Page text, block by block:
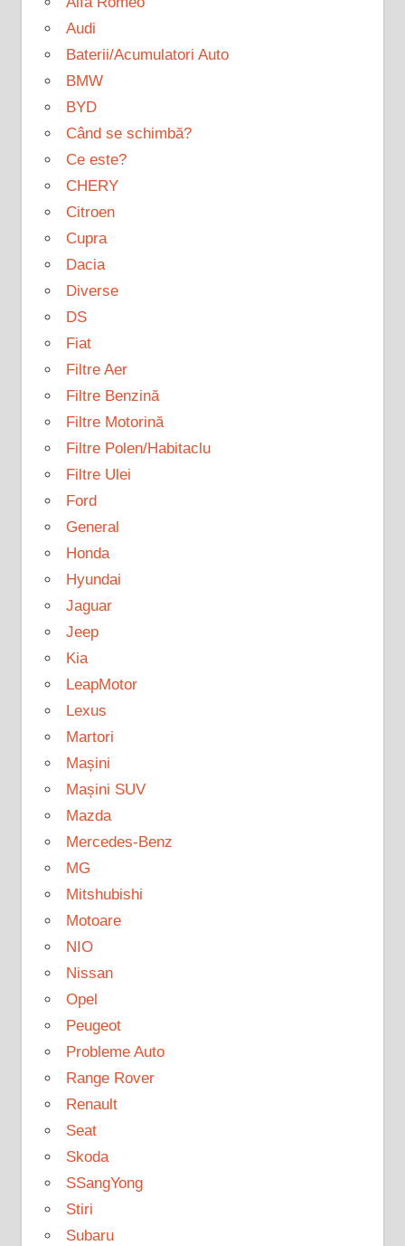
Audi
Baterii/Acumulatori Auto
BMW
BYD
Când se schimbă?
Ce este?
CHERY
Citroen
Cupra
Dacia
Diverse
DS
Fiat
Filtre Aer
Filtre Benzină
Filtre Motorină
Filtre Polen/Habitaclu
Filtre Ulei
Ford
General
Honda
Hyundai
Jaguar
Jeep
Kia
LeapMotor
Lexus
Martori
Mașini
Mașini SUV
Mazda
Mercedes-Benz
MG
Mitshubishi
Motoare
NIO
Nissan
Opel
Peugeot
Probleme Auto
Range Rover
Renault
Seat
Skoda
SSangYong
Stiri
Subaru